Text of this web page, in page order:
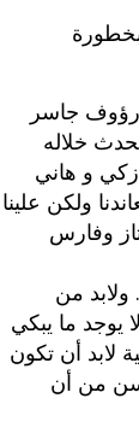
رؤوف جاسر
خلاله
و هاني
ولكن علينا
وفارس
ولابد من
يوجد ما يبكي
لابد أن تكون
من أن